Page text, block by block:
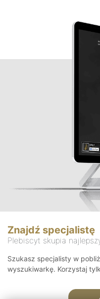
Znajdź specjalistę
Plebiscyt skupia
Szukasz specjalisty w
wyszukiwarkę. Korzystaj